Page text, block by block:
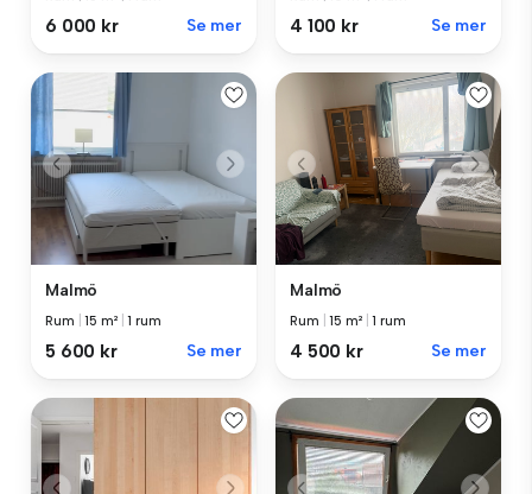
6 000 kr Se mer 4 100 kr Se mer
Malmö
Rum |15 m² |1 rum
5 600 kr Se mer
Malmö
Rum |15 m² |1 rum
4 500 kr Se mer